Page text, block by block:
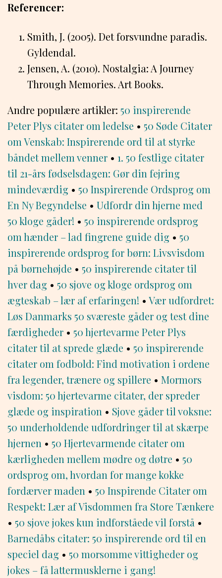
Referencer:
Smith, J. (2005). Det forsvundne paradis.
Gyldendal.
Jensen, A. (2010). Nostalgia: A Journey
Through Memories. Art Books.
Andre populære artikler: 50 inspirerende
Peter Plys citater om ledelse • 50 Søde Citater
om Venskab: Inspirerende ord til at styrke
båndet mellem venner • 1. 50 festlige citater
til 21-års fødselsdagen: Gør din fejring
mindeværdig • 50 Inspirerende Ordsprog om
En Ny Begyndelse • Udfordr din hjerne med
50 kloge gåder! • 50 inspirerende ordsprog
om hænder – lad fingrene guide dig • 50
inspirerende ordsprog for børn: Livsvisdom
på børnehøjde • 50 inspirerende citater til
hver dag • 50 sjove og kloge ordsprog om
ægteskab – lær af erfaringen! • Vær udfordret:
Løs Danmarks 50 sværeste gåder og test dine
færdigheder • 50 hjertevarme Peter Plys
citater til at sprede glæde • 50 inspirerende
citater om fodbold: Find motivation i ordene
fra legender, trænere og spillere • Mormors
visdom: 50 hjertevarme citater, der spreder
glæde og inspiration • Sjove gåder til voksne:
50 underholdende udfordringer til at skærpe
hjernen • 50 Hjertevarmende citater om
kærligheden mellem mødre og døtre • 50
ordsprog om, hvordan for mange kokke
fordærver maden • 50 Inspirende Citater om
Respekt: Lær af Visdommen fra Store Tænkere
• 50 sjove jokes kun indforståede vil forstå •
Barnedåbs citater: 50 inspirerende ord til en
speciel dag • 50 morsomme vittigheder og
jokes – få lattermusklerne i gang!